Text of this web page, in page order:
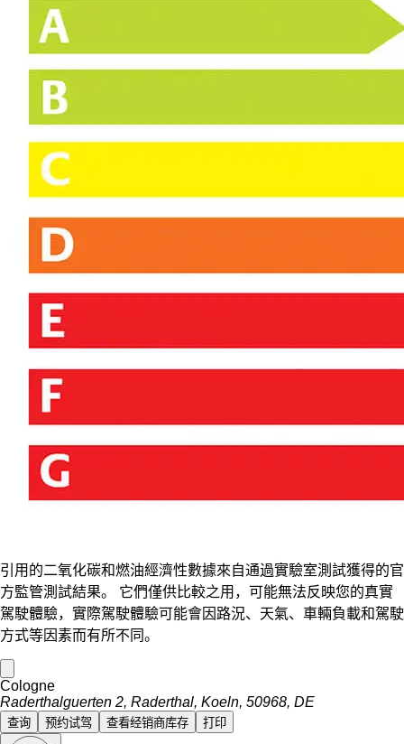
引用的二氧化碳和燃油經濟性數據來自通過實驗室測試獲得的官
方監管測試結果。 它們僅供比較之用，可能無法反映您的真實
駕駛體驗，實際駕駛體驗可能會因路況、天氣、車輛負載和駕駛
方式等因素而有所不同。
Cologne
Raderthalguerten 2, Raderthal, Koeln, 50968, DE
查询 预约试驾 查看经销商库存 打印